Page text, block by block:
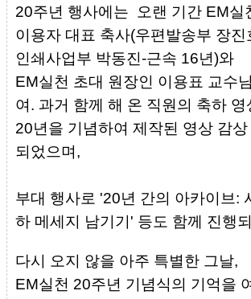
20주년 행사에는 오랜 기간 EM실
이용자 대표 축사(우편발송부 장진
인쇄사업부 박동진-근속 16년)와
EM실천 초대 원장인 이용표 교수
여. 과거 함께 해 온 직원의 축하 영
20년을 기념하여 제작된 영상 감
되었으며,
부대 행사로 '20년 간의 아카이브:
하 메세지 남기기' 등도 함께 진행
다시 오지 않을 아주 특별한 그날,
EM실천 20주년 기념식의 기억을